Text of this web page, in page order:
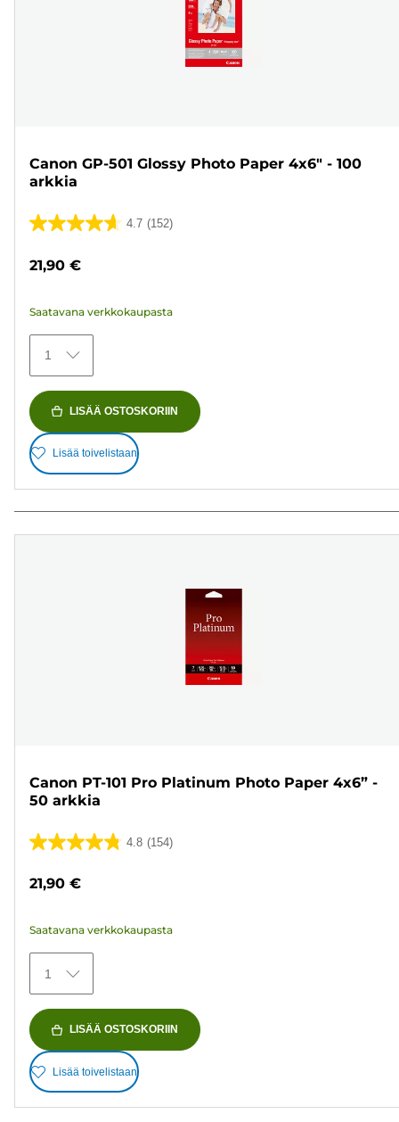
Canon GP-501 Glossy Photo Paper 4x6" - 100
arkkia
4.7 (152)
4.7/5
152
21,90 €
Saatavana verkkokaupasta
1
LISÄÄ OSTOSKORIIN
Lisää toivelistaan
Canon PT-101 Pro Platinum Photo Paper 4x6” -
50 arkkia
4.8 (154)
4.8/5
154
21,90 €
Saatavana verkkokaupasta
1
LISÄÄ OSTOSKORIIN
Lisää toivelistaan